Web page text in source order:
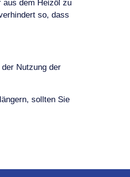
aus dem Heizöl zu
so, dass
Nutzung der
sollten Sie